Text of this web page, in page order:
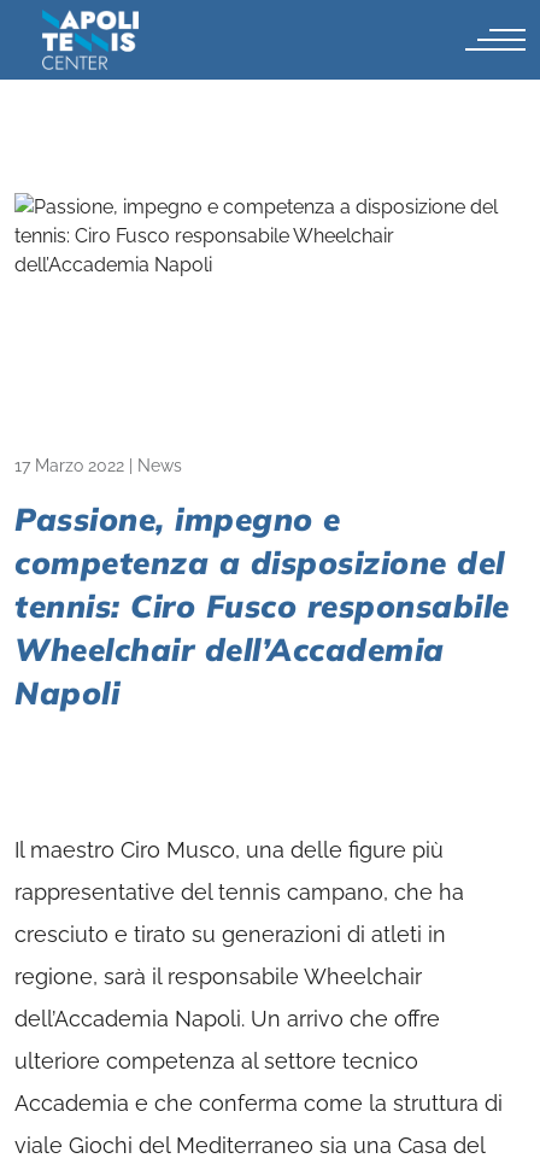
17 Marzo 2022 News
Passione, impegno e
competenza a disposizione del
tennis: Ciro Fusco responsabile
Wheelchair dell’Accademia
Napoli
Il maestro Ciro Musco, una delle figure più
rappresentative del tennis campano, che ha
cresciuto e tirato su generazioni di atleti in
regione, sarà il responsabile Wheelchair
dell’Accademia Napoli. Un arrivo che offre
ulteriore competenza al settore tecnico
Accademia e che conferma come la struttura di
viale Giochi del Mediterraneo sia una Casa del